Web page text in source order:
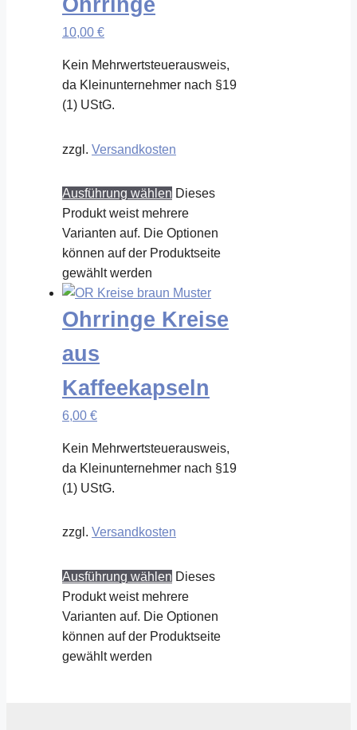
Ohrringe
10,00 €
Kein Mehrwertsteuerausweis,
da Kleinunternehmer nach §19
(1) UStG.
zzgl. Versandkosten
Ausführung wählen Dieses
Produkt weist mehrere
Varianten auf. Die Optionen
können auf der Produktseite
gewählt werden
Ohrringe Kreise
aus
Kaffeekapseln
6,00 €
Kein Mehrwertsteuerausweis,
da Kleinunternehmer nach §19
(1) UStG.
zzgl. Versandkosten
Ausführung wählen Dieses
Produkt weist mehrere
Varianten auf. Die Optionen
können auf der Produktseite
gewählt werden